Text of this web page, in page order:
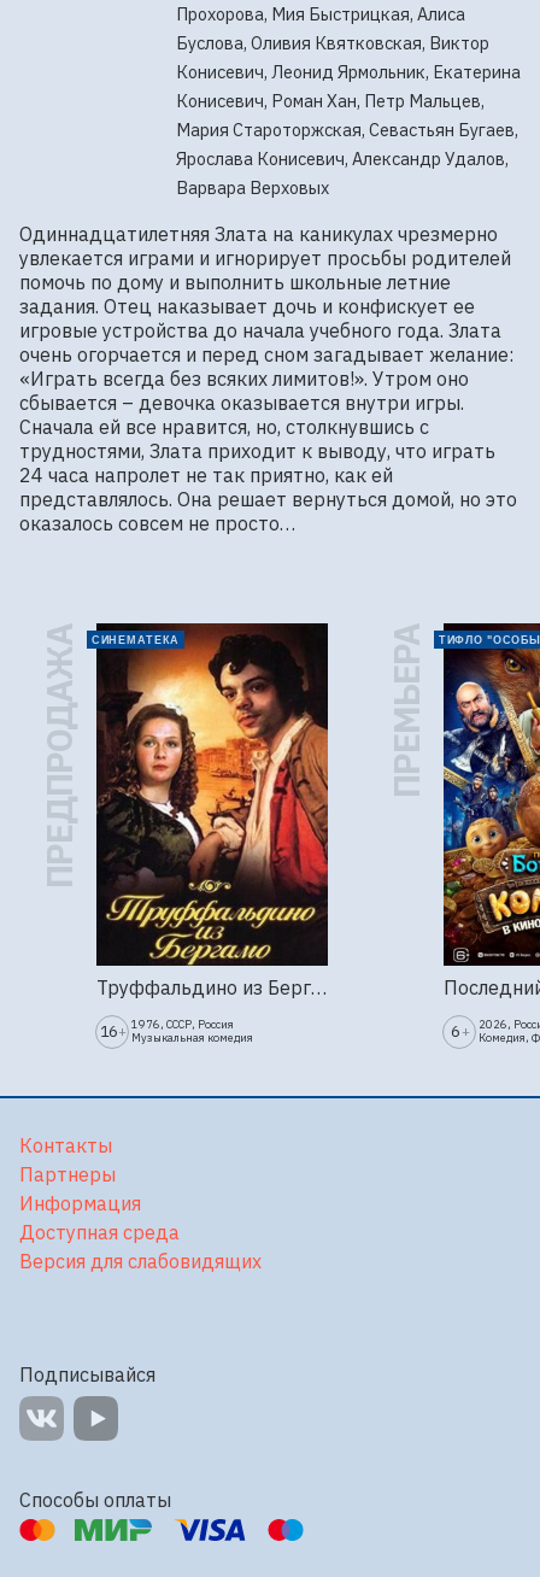
Прохорова, Мия Быстрицкая, Алиса
Буслова, Оливия Квятковская, Виктор
Конисевич, Леонид Ярмольник, Екатерина
Конисевич, Роман Хан, Петр Мальцев,
Мария Староторжская, Севастьян Бугаев,
Ярослава Конисевич, Александр Удалов,
Варвара Верховых
Одиннадцатилетняя Злата на каникулах чрезмерно
увлекается играми и игнорирует просьбы родителей
помочь по дому и выполнить школьные летние
задания. Отец наказывает дочь и конфискует ее
игровые устройства до начала учебного года. Злата
очень огорчается и перед сном загадывает желание:
«Играть всегда без всяких лимитов!». Утром оно
сбывается – девочка оказывается внутри игры.
Сначала ей все нравится, но, столкнувшись с
трудностями, Злата приходит к выводу, что играть
24 часа напролет не так приятно, как ей
представлялось. Она решает вернуться домой, но это
оказалось совсем не просто…
ПРЕДПРОДАЖА СИНЕМАТЕКА
Труффальдино из Бергамо (1976г., Ленфильм, 2 серии)
16+ 1976, СССР, Россия
Музыкальная комедия
ПРЕМЬЕРА ТИФЛО
6 +
2026,
Комедия,
Контакты
Партнеры
Информация
Доступная среда
Версия для слабовидящих
Подписывайся
Способы оплаты